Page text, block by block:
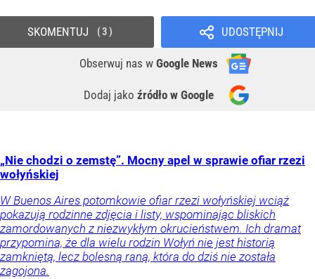
UDOSTĘPNIJ
Obserwuj nas w Google News
Dodaj jako źródło w Google
SKOMENTUJ 3
„Nie chodzi o zemstę”. Mocny apel w sprawie ofiar rzezi
wołyńskiej
W Buenos Aires potomkowie ofiar rzezi wołyńskiej wciąż
pokazują rodzinne zdjęcia i listy, wspominając bliskich
zamordowanych z niezwykłym okrucieństwem. Ich dramat
przypomina, że dla wielu rodzin Wołyń nie jest historią
zamkniętą, lecz bolesną raną, która do dziś nie została
zagojona.